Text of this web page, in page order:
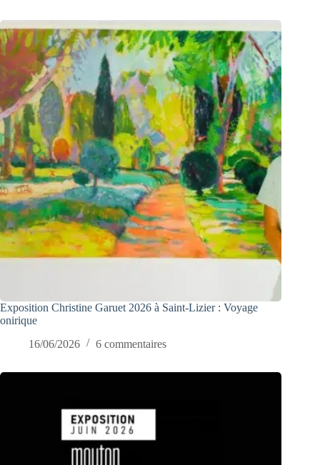
Exposition Christine Garuet 2026 à Saint-Lizier : Voyage
onirique
16/06/2026
6 commentaires